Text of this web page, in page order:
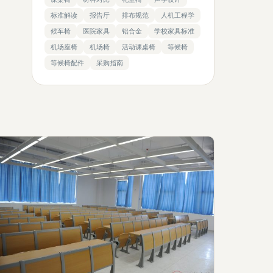
标准解读 报告厅 排布规范 人机工程学
候车椅 医院家具 铝合金 学校家具标准
机场座椅 机场椅 活动课桌椅 等候椅
等候椅配件 采购指南